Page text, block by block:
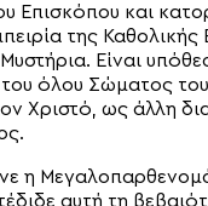
Επισκόπου και
της Καθολικής
Είναι
όλου Σώματος
Χριστό, ως άλλη
η
αυτή τη